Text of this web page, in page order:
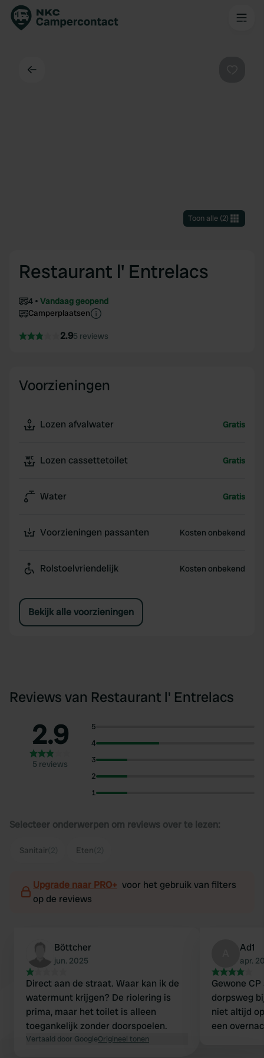
Toon alle(2)
Restaurant l' Entrelacs
4
Vandaag geopend
Camperplaatsen
2.95 reviews
Voorzieningen
Lozen afvalwater Gratis
Lozen cassettetoilet Gratis
Water Gratis
Voorzieningen passanten Kosten onbekend
Rolstoelvriendelijk Kosten onbekend
Bekijk alle voorzieningen
Reviews van Restaurant l' Entrelacs
2.9
5 reviews
5
4
3
2
1
Selecteer onderwerpen om reviews over te lezen:
Sanitair Eten
Upgrade naar PRO+ voor het gebruik van filters
op de reviews
Böttcher
jun. 2025
Direct aan de straat. Waar kan ik de
watermunt krijgen? De riolering is
prima, maar het toilet is alleen
toegankelijk zonder doorspoelen.
Vertaald door GoogleOrigineel tonen
Ad1
apr.
Gewone
dorpsweg
niet altijd
een